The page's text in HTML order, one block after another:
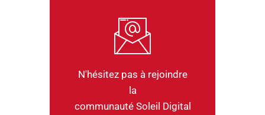
N'hésitez pas à rejoindre
la
communauté Soleil Digital